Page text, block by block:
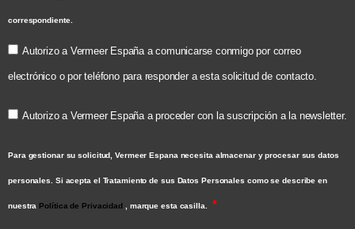
correspondiente.
Autorizo a Vermeer España a comunicarse conmigo por correo
electrónico o por teléfono para responder a esta solicitud de contacto.
Autorizo a Vermeer España a proceder con la suscripción a la newsletter.
Para gestionar su solicitud, Vermeer Espana necesita almacenar y procesar sus datos
personales. Si acepta el Tratamiento de sus Datos Personales como se describe en
nuestra Política de Privacidad , marque esta casilla.